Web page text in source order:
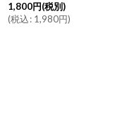
1,800円(税別)
(税込: 1,980円)